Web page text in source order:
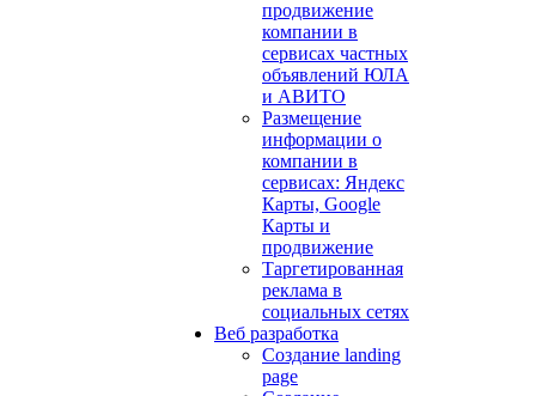
продвижение
компании в
сервисах частных
объявлений ЮЛА
и АВИТО
Размещение
информации о
компании в
сервисах: Яндекс
Карты, Google
Карты и
продвижение
Таргетированная
реклама в
социальных сетях
Веб разработка
Создание landing
page